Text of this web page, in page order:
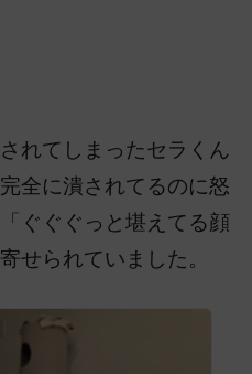
れてしまったセラくん
全に潰されてるのに怒
ぐぐぐっと堪えてる顔
せられていました。